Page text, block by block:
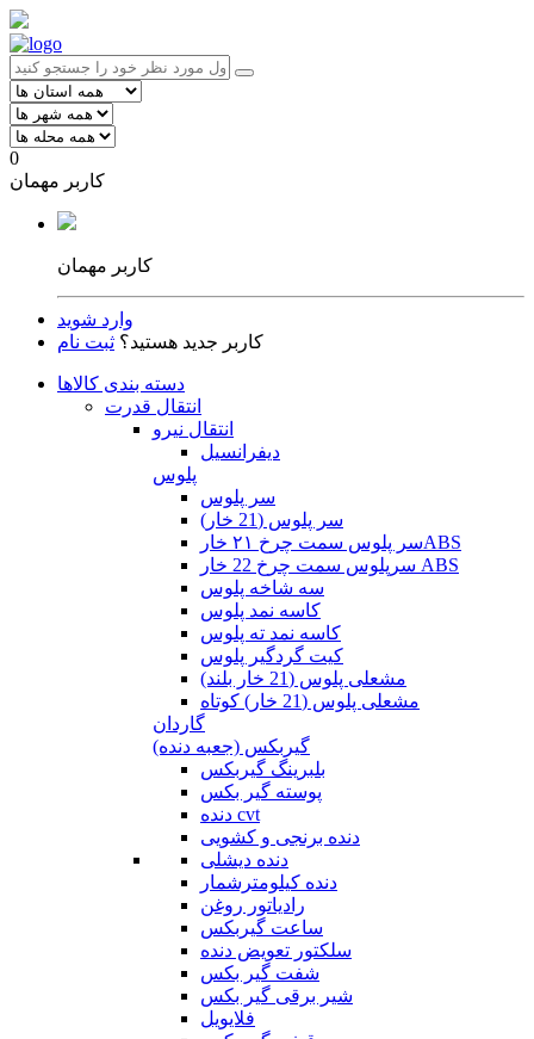
0
کاربر مهمان
کاربر مهمان
وارد شوید
کاربر جدید هستید؟ ثبت نام
دسته بندی کالاها
انتقال قدرت
انتقال نیرو
دیفرانسیل
پلوس
سر پلوس
سر پلوس (21 خار)
سر پلوس سمت چرخ ۲۱ خارABS
سرپلوس سمت چرخ 22 خار ABS
سه شاخه پلوس
کاسه نمد پلوس
کاسه نمد ته پلوس
کیت گردگیر پلوس
مشعلی پلوس (21 خار بلند)
مشعلی پلوس (21 خار) کوتاه
گاردان
گیربکس (جعبه دنده)
بلبرینگ گیربکس
پوسته گیر بکس
دنده cvt
دنده برنجی و کشویی
دنده دیشلی
دنده کیلومترشمار
رادیاتور روغن
ساعت گیربکس
سلکتور تعویض دنده
شفت گیر بکس
شیر برقی گیر بکس
فلایویل